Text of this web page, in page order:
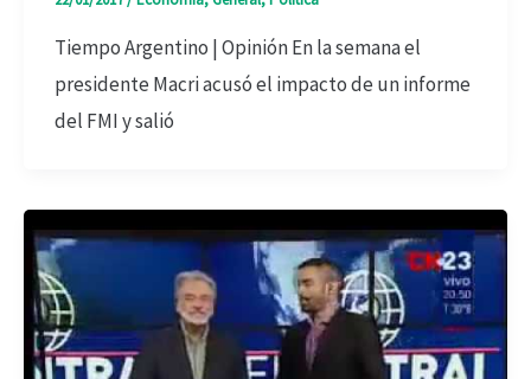
Tiempo Argentino | Opinión En la semana el
presidente Macri acusó el impacto de un informe
del FMI y salió